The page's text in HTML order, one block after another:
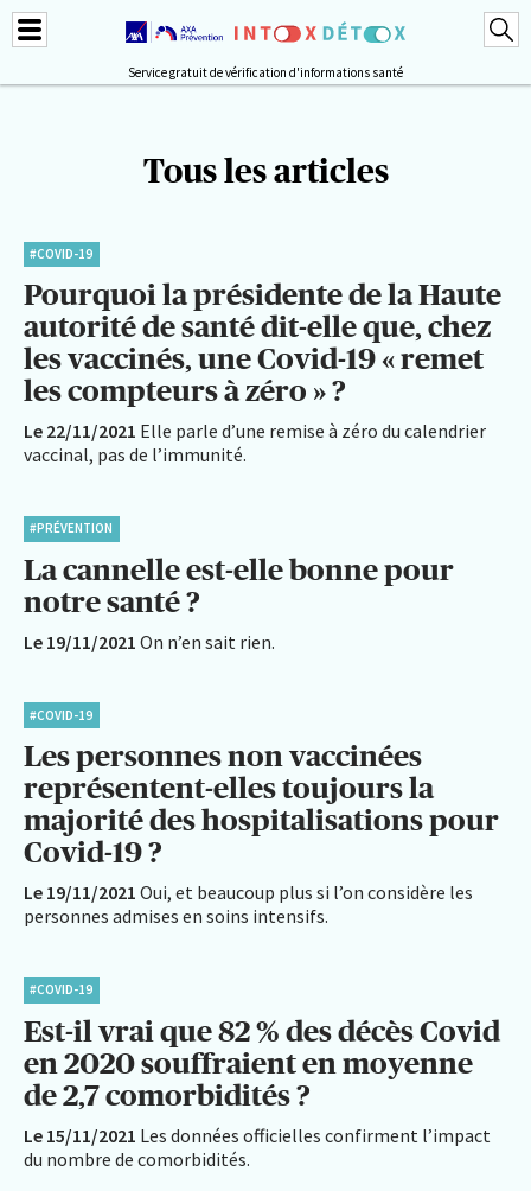
Service gratuit de vérification d'informations santé
Tous les articles
#COVID-19
Pourquoi la présidente de la Haute
autorité de santé dit-elle que, chez
les vaccinés, une Covid-19 « remet
les compteurs à zéro » ?
Le 22/11/2021 Elle parle d’une remise à zéro du calendrier
vaccinal, pas de l’immunité.
#PRÉVENTION
La cannelle est-elle bonne pour
notre santé ?
Le 19/11/2021 On n’en sait rien.
#COVID-19
Les personnes non vaccinées
représentent-elles toujours la
majorité des hospitalisations pour
Covid-19 ?
Le 19/11/2021 Oui, et beaucoup plus si l’on considère les
personnes admises en soins intensifs.
#COVID-19
Est-il vrai que 82 % des décès Covid
en 2020 souffraient en moyenne
de 2,7 comorbidités ?
Le 15/11/2021 Les données officielles confirment l’impact
du nombre de comorbidités.